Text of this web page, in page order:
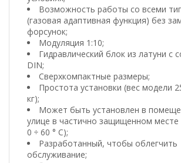
Возможность работы со всеми
(газовая адаптивная функция) без
форсунок;
Модуляция 1:10;
Гидравлический блок из латуни с
DIN;
Сверхкомпактные размеры;
Простота установки (вес модели
кг);
Может быть установлен в
улице в частично защищенном месте
0 ÷ 60 ° C);
Разработанный, чтобы облегчить
обслуживание;